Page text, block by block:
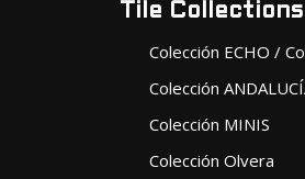
Tile Collections
Colección ECHO /
Colección
Colección MINIS
Colección Olvera